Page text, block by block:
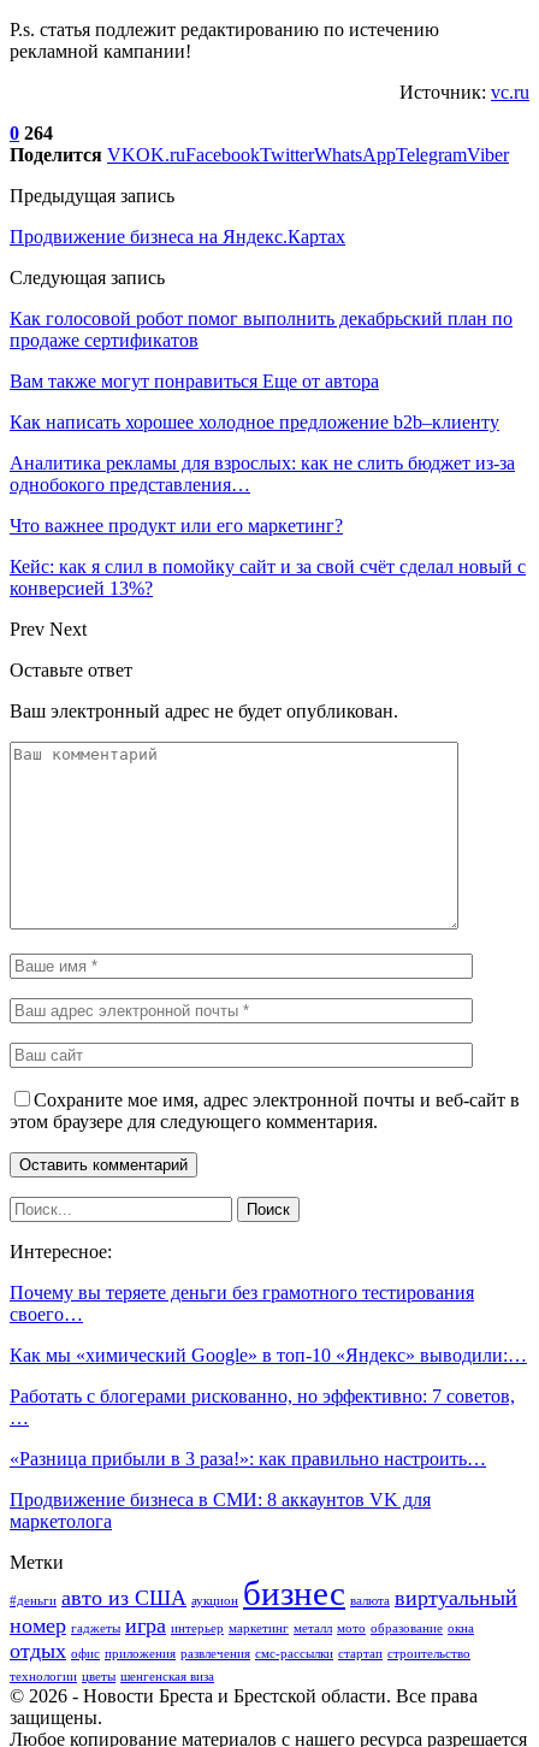
P.s. статья подлежит редактированию по истечению
рекламной кампании!
Источник: vc.ru
0 264
Поделится VKOK.ruFacebookTwitterWhatsAppTelegramViber
Предыдущая запись
Продвижение бизнеса на Яндекс.Картах
Следующая запись
Как голосовой робот помог выполнить декабрьский план по
продаже сертификатов
Вам также могут понравиться Еще от автора
Как написать хорошее холодное предложение b2b–клиенту
Аналитика рекламы для взрослых: как не слить бюджет из-за
однобокого представления…
Что важнее продукт или его маркетинг?
Кейс: как я слил в помойку сайт и за свой счёт сделал новый с
конверсией 13%?
Prev Next
Оставьте ответ
Ваш электронный адрес не будет опубликован.
Сохраните мое имя, адрес электронной почты и веб-сайт в
этом браузере для следующего комментария.
Интересное:
Почему вы теряете деньги без грамотного тестирования
своего…
Как мы «химический Google» в топ-10 «Яндекс» выводили:…
Работать с блогерами рискованно, но эффективно: 7 советов,
…
«‎Разница прибыли в 3 раза!»: как правильно настроить…
Продвижение бизнеса в СМИ: 8 аккаунтов VK для
маркетолога
Метки
#деньги авто из США аукцион бизнес валюта виртуальный
номер гаджеты игра интерьер маркетинг металл мото образование окна
отдых офис приложения развлечения смс-рассылки стартап строительство
технологии цветы шенгенская виза
© 2026 - Новости Бреста и Брестской области. Все права
защищены.
Любое копирование материалов с нашего ресурса разрешается